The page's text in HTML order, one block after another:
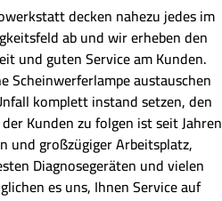
decken nahezu jedes im
ab und wir erheben den
und guten Service am Kunden.
Scheinwerferlampe austauschen
komplett instand setzen, den
Kunden zu folgen ist seit Jahren
und großzügiger Arbeitsplatz,
Diagnosegeräten und vielen
es uns, Ihnen Service auf